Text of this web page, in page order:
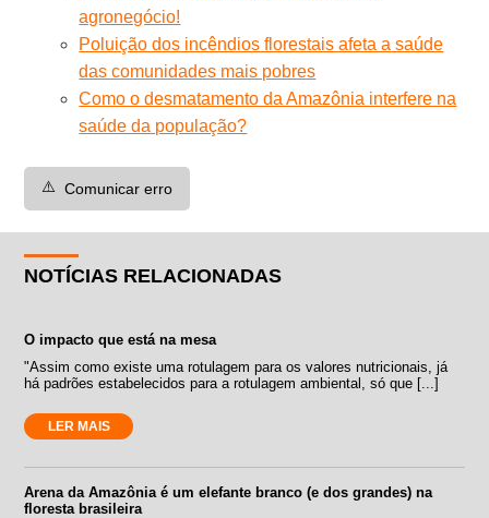
agronegócio!
Poluição dos incêndios florestais afeta a saúde
das comunidades mais pobres
Como o desmatamento da Amazônia interfere na
saúde da população?
⚠️ Comunicar erro
NOTÍCIAS RELACIONADAS
O impacto que está na mesa
"Assim como existe uma rotulagem para os valores nutricionais, já
há padrões estabelecidos para a rotulagem ambiental, só que [...]
LER MAIS
Arena da Amazônia é um elefante branco (e dos grandes) na
floresta brasileira